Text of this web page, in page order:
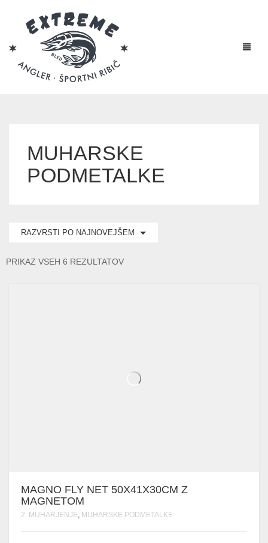
MUHARSKE
PODMETALKE
RAZVRSTI PO NAJNOVEJŠEM
PRIKAZ VSEH 6 REZULTATOVRAZVRŠČENO
MAGNO FLY NET 50X41X30CM Z
MAGNETOM
2. MUHARJENJE, MUHARSKE PODMETALKE